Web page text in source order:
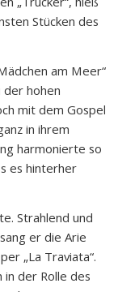
Stücken des
am Meer“
hohen
mit dem Gospel
in ihrem
harmonierte so
es hinterher
Strahlend und
er die Arie
„La Traviata“.
in der Rolle des